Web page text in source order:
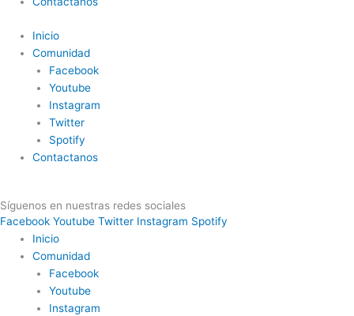
Inicio
Comunidad
Facebook
Youtube
Instagram
Twitter
Spotify
Contactanos
Síguenos en nuestras redes sociales
Facebook Youtube Twitter Instagram Spotify
Inicio
Comunidad
Facebook
Youtube
Instagram